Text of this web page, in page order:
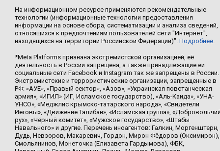
На информационном ресурсе применяются рекомендательные
технологии (информационные технологии предоставления
информации на основе сбора, систематизации и анализа сведений,
относящихся к предпочтениям пользователей сети "Интернет",
находящихся на территории Российской Федерации)". Подробнее.
*Meta Platforms признана экстремистской организацией, её
деятельность в России запрещена, а также принадлежащие ей
социальные сети Facebook и Instagram так же запрещены в России.
Экстремистские и террористические организации, запрещенные в
РФ: «АУЕ», «Правый сектор», «Азов», «Украинская повстанческая
армия», «ИГИЛ» (ИГ, Исламское государство), «Аль-Каида», «УНА-
УНСО», «Меджлис крымско-татарского народа», «Свидетели
Иеговы», «Движение Талибан», «Исламская группа»,
рух», «Чёрный комитет», «Мужское государство», «Штабы
Навального» и другие. Перечень иноагентов: Галкин, Моргенштерн,
Дудь, Невзоров, Макаревич, Гордон, Мирон Фёдоров (Оксимирон),
Смольянинов, Монеточка (Елизавета Гардымова), ФБК,